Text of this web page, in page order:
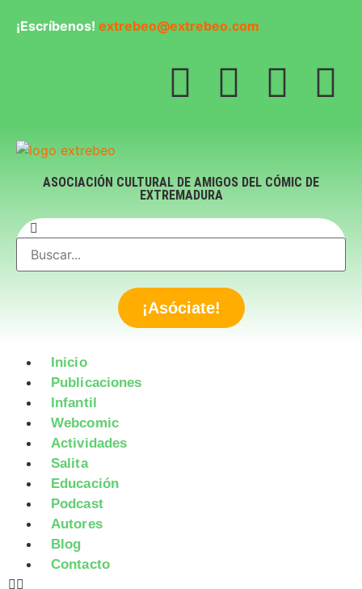
¡Escríbenos! extrebeo@extrebeo.com
ASOCIACIÓN CULTURAL DE AMIGOS DEL CÓMIC DE
EXTREMADURA
¡Asóciate!
Inicio
Publicaciones
Infantil
Webcomic
Actividades
Salita
Educación
Podcast
Autores
Blog
Contacto